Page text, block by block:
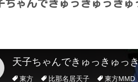
ちゃんできゅっきゅっき